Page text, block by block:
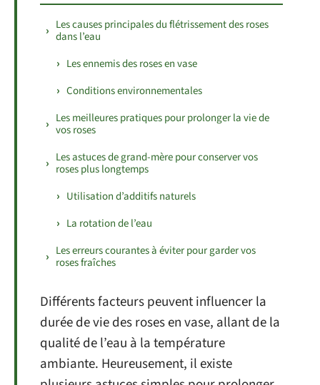
Les causes principales du flétrissement des roses
dans l’eau
Les ennemis des roses en vase
Conditions environnementales
Les meilleures pratiques pour prolonger la vie de
vos roses
Les astuces de grand-mère pour conserver vos
roses plus longtemps
Utilisation d’additifs naturels
La rotation de l’eau
Les erreurs courantes à éviter pour garder vos
roses fraîches
Différents facteurs peuvent influencer la
durée de vie des roses en vase, allant de la
qualité de l’eau à la température
ambiante. Heureusement, il existe